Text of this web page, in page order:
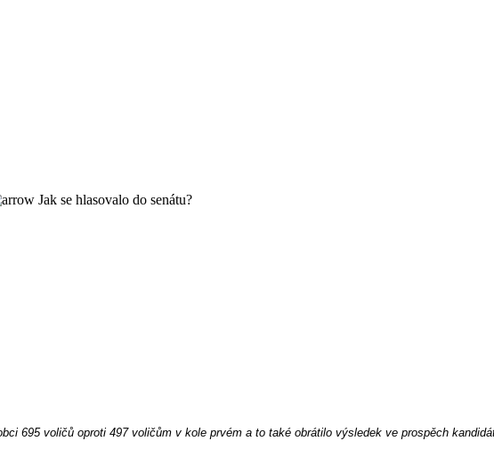
Jak se hlasovalo do senátu?
695 voličů oproti 497 voličům v kole prvém a to také obrátilo výsledek ve prospěch